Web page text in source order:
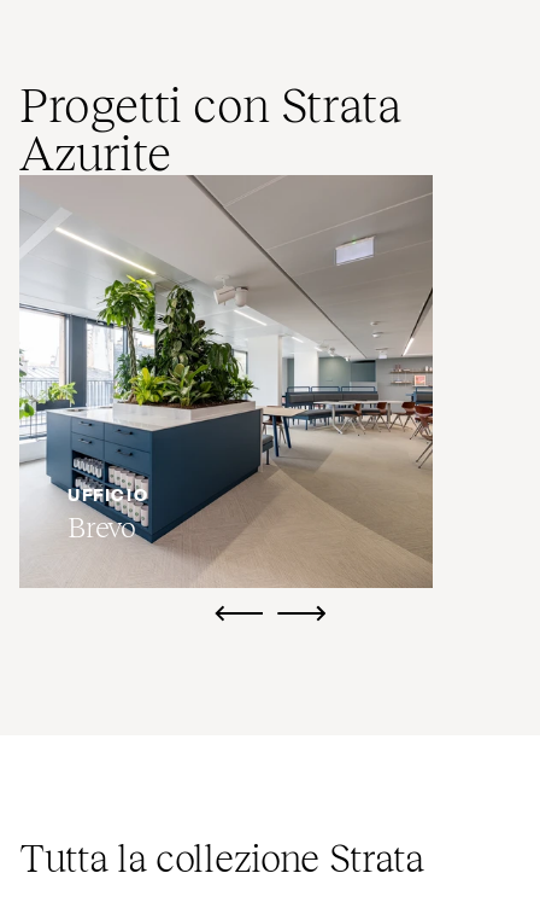
Progetti con Strata
Azurite
UFFICIO
Brevo
ui.previousui.next
Tutta la collezione Strata